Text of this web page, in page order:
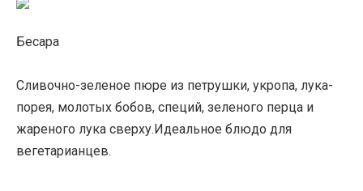
Бесара
Сливочно-зеленое пюре из петрушки, укропа, лука-
порея, молотых бобов, специй, зеленого перца и
жареного лука сверху.Идеальное блюдо для
вегетарианцев.